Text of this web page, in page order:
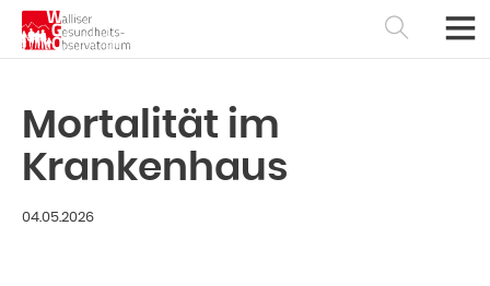
Mortalität im
Krankenhaus
04.05.2026